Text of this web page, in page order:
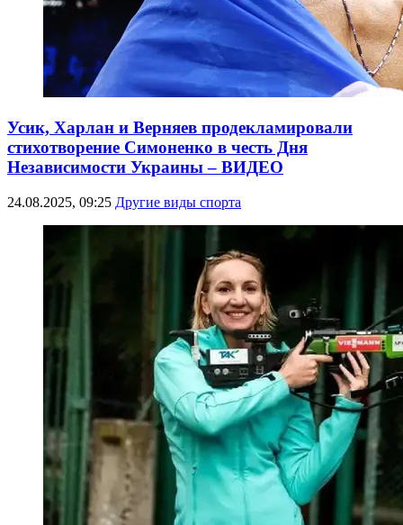
Усик, Харлан и Верняев продекламировали
стихотворение Симоненко в честь Дня
Независимости Украины – ВИДЕО
24.08.2025, 09:25 Другие виды спорта